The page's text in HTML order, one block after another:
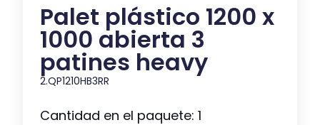
Palet plástico 1200 x
1000 abierta 3
patines heavy
2.QP1210HB3RR
Cantidad en el paquete: 1